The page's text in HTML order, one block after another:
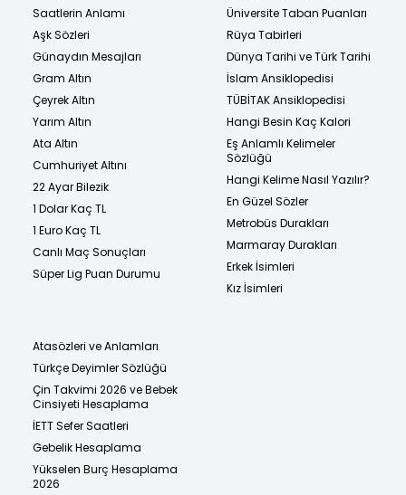
Saatlerin Anlamı
Aşk Sözleri
Günaydın Mesajları
Gram Altın
Çeyrek Altın
Yarım Altın
Ata Altın
Cumhuriyet Altını
22 Ayar Bilezik
1 Dolar Kaç TL
1 Euro Kaç TL
Canlı Maç Sonuçları
Süper Lig Puan Durumu
Üniversite Taban Puanları
Rüya Tabirleri
Dünya Tarihi ve Türk Tarihi
İslam Ansiklopedisi
TÜBİTAK Ansiklopedisi
Hangi Besin Kaç Kalori
Eş Anlamlı Kelimeler
Sözlüğü
Hangi Kelime Nasıl Yazılır?
En Güzel Sözler
Metrobüs Durakları
Marmaray Durakları
Erkek İsimleri
Kız İsimleri
Atasözleri ve Anlamları
Türkçe Deyimler Sözlüğü
Çin Takvimi 2026 ve Bebek
Cinsiyeti Hesaplama
İETT Sefer Saatleri
Gebelik Hesaplama
Yükselen Burç Hesaplama
2026